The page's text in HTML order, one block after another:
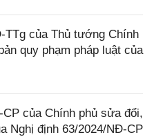
TTg của Thủ tướng Chính
quy phạm pháp luật của
của Chính phủ sửa đổi,
Nghị định 63/2024/NĐ-CP